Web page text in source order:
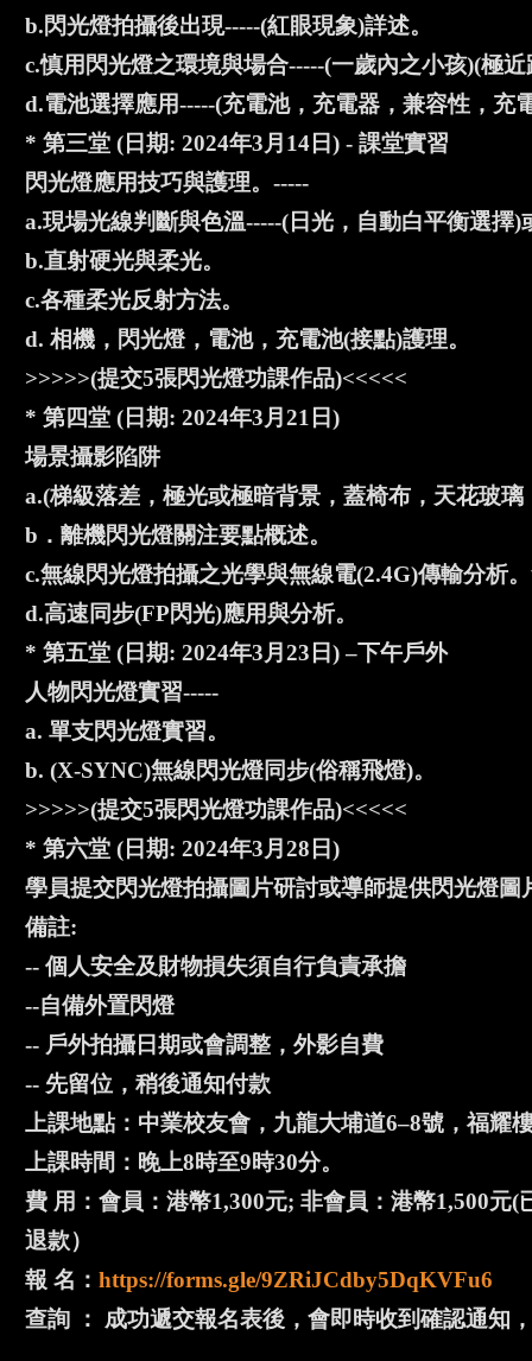
b.閃光燈拍攝後出現-----(紅眼現象)詳述。
c.慎用閃光燈之環境與場合-----(一歲內之小孩)(極
d.電池選擇應用-----(充電池，充電器，兼容性，充
* 第三堂 (日期: 2024年3月14日) - 課堂實習
閃光燈應用技巧與護理。-----
a.現場光線判斷與色溫-----(日光，自動白平衡選擇
b.直射硬光與柔光。
c.各種柔光反射方法。
d. 相機，閃光燈，電池，充電池(接點)護理。
>>>>>(提交5張閃光燈功課作品)<<<<<
* 第四堂 (日期: 2024年3月21日)
場景攝影陷阱
a.(梯級落差，極光或極暗背景，蓋椅布，天花玻璃
b．離機閃光燈關注要點概述。
c.無線閃光燈拍攝之光學與無線電(2.4G)傳輸分析
d.高速同步(FP閃光)應用與分析。
* 第五堂 (日期: 2024年3月23日) –下午戶外
人物閃光燈實習-----
a. 單支閃光燈實習。
b. (X-SYNC)無線閃光燈同步(俗稱飛燈)。
>>>>>(提交5張閃光燈功課作品)<<<<<
* 第六堂 (日期: 2024年3月28日)
學員提交閃光燈拍攝圖片研討或導師提供閃光燈圖
備註:
-- 個人安全及財物損失須自行負責承擔
--自備外置閃燈
-- 戶外拍攝日期或會調整，外影自費
-- 先留位，稍後通知付款
上課地點：中業校友會，九龍大埔道6–8號，福耀
上課時間：晚上8時至9時30分。
費 用：會員：港幣1,300元; 非會員：港幣1,500元
退款）
報 名： https://forms.gle/9ZRiJCdby5DqKVFu6
查詢 ： 成功遞交報名表後，會即時收到確認通知